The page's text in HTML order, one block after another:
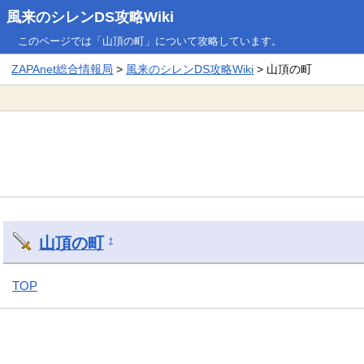
風来のシレンDS攻略Wiki
このページでは「山頂の町」について攻略しています。
ZAPAnet総合情報局 > 風来のシレンDS攻略Wiki > 山頂の町
山頂の町 †
TOP